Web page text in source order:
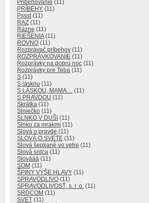
Príbehovanie (11)
PRÍBEHY (11)
Pssst(11)
RAZ (11)
Rázne (11)
RIEŠENIA(11)
ROVNO (11)
Rozprávač príbehov (11)
ROZPRÁVKOVANIE (11)
Rozprávky na dobrú noc (11)
Rozprávky pre Teba (11)
S (11)
S láskou (11)
S LÁSKOU, MAMA… (11)
S PRAVDOU (11)
Skrátka (11)
Slniečko (11)
SLNKO V DUŠI (11)
Slnko za mrakmi (11)
Slová o pravde (11)
SLOVÁ O SVETE (11)
Slová šepkané vo vetre (11)
Slová srdca (11)
Slovááá (11)
SOM (11)
ŠPINY VYŠE HLAVY (11)
SPRAVODLIVO (11)
SPRAVODLIVOSŤ, s. r. o. (11)
SRDCOM (11)
SVET (11)